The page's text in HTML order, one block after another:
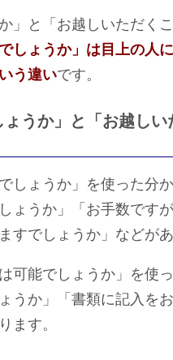
」と「お越しいただく
しょうか」は目上の人
う違いです。
ょうか」と「お越し
しょうか」を使った分
ょうか」「お手数です
すでしょうか」などがあ
可能でしょうか」を使
うか」「書類に記入を
ます。